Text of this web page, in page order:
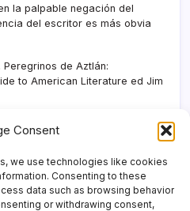
Consent
we use technologies like cookies
Consenting to these
data such as browsing behavior
or withdrawing consent,
la palpable negación del
del escritor es más obvia
Peregrinos de Aztlán:
to American Literature ed Jim
Novela Chicana Escrita en
Bilingual
Difference: Towards a Theory
Vol. 6 No. 3. p 74.